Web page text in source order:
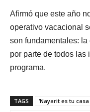
Afirmó que este año
operativo vacacional
son fundamentales:
por parte de todos las
programa.
TAGS
‘Nayarit es tu casa